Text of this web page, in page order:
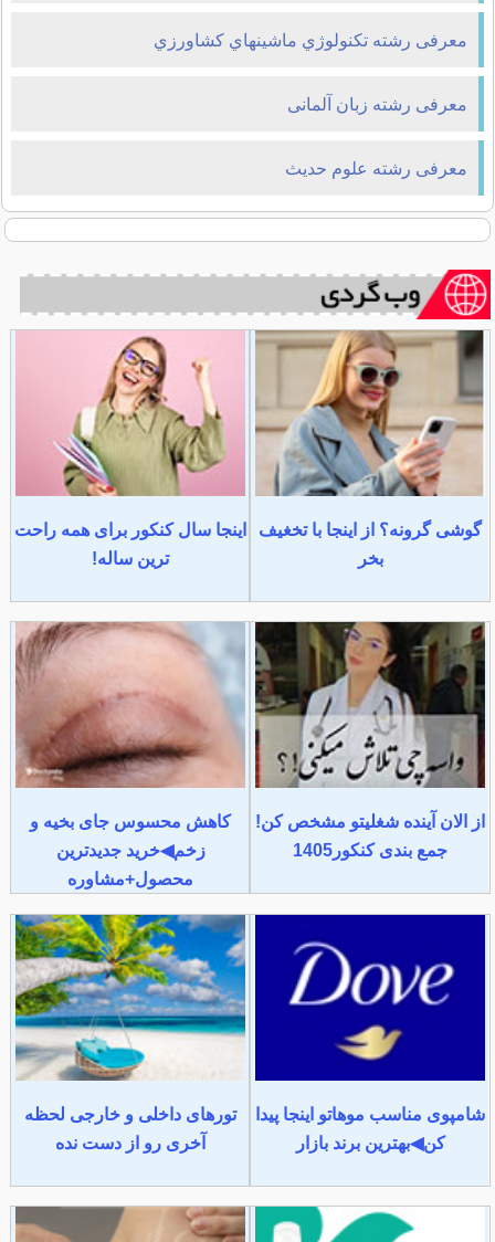
معرفی رشته تكنولوژي ماشينهاي كشاورزي
معرفی رشته زبان آلمانی
معرفی رشته علوم حديث
گوشی گرونه؟ از اینجا با تخغیف
بخر
اینجا سال کنکور برای همه راحت
ترین ساله!
از الان آینده شغلیتو مشخص کن!
جمع بندی کنکور1405
کاهش محسوس جای بخیه و
زخم◀خرید جدیدترین
محصول+مشاوره
شامپوی مناسب موهاتو اینجا پیدا
کن◀بهترین برند بازار
تورهای داخلی و خارجی لحظه
آخری رو از دست نده